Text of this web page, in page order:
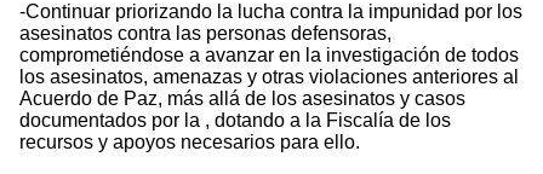
-Continuar priorizando la lucha contra la impunidad por los
asesinatos contra las personas defensoras,
comprometiéndose a avanzar en la investigación de todos
los asesinatos, amenazas y otras violaciones anteriores al
Acuerdo de Paz, más allá de los asesinatos y casos
documentados por la , dotando a la Fiscalía de los
recursos y apoyos necesarios para ello.